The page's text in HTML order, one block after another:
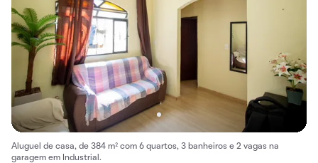
Aluguel de casa, de 384 m² com 6 quartos, 3 banheiros e 2 vagas na
garagem em Industrial.